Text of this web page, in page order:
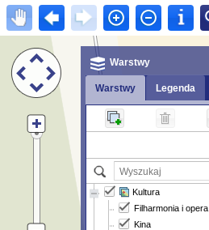
Warstwy
Warstwy Legenda
Kultura
Filharmonia i opera
Kina